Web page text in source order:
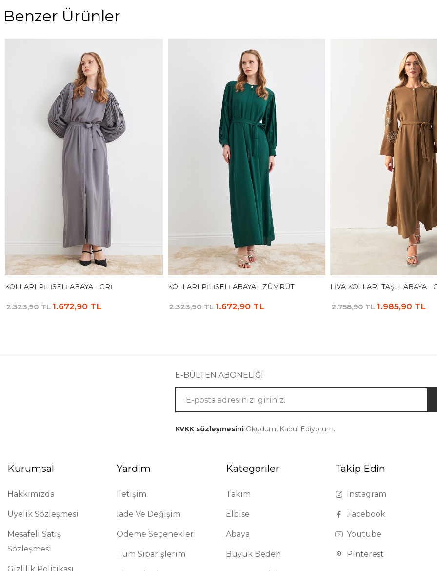
Benzer Ürünler
KOLLARI PILISELI ABAYA - GRI
2.323,90 TL 1.672,90 TL
KOLLARI PILISELI ABAYA - ZÜMRÜT
2.323,90 TL 1.672,90 TL
LIVA KOLLARI TAŞLI ABAYA -
2.758,90 TL 1.985,90 TL
E-BÜLTEN ABONELİĞİ
KVKK sözleşmesiniOkudum, Kabul Ediyorum.
Kurumsal
Hakkımızda
Üyelik Sözleşmesi
Mesafeli Satış
Sözleşmesi
Gizlilik Politikası
Yardım
İletişim
İade Ve Değişim
Ödeme Seçenekleri
Tüm Siparişlerim
Kategoriler
Takım
Elbise
Abaya
Büyük Beden
Takip Edin
Instagram
Facebook
Youtube
Pinterest